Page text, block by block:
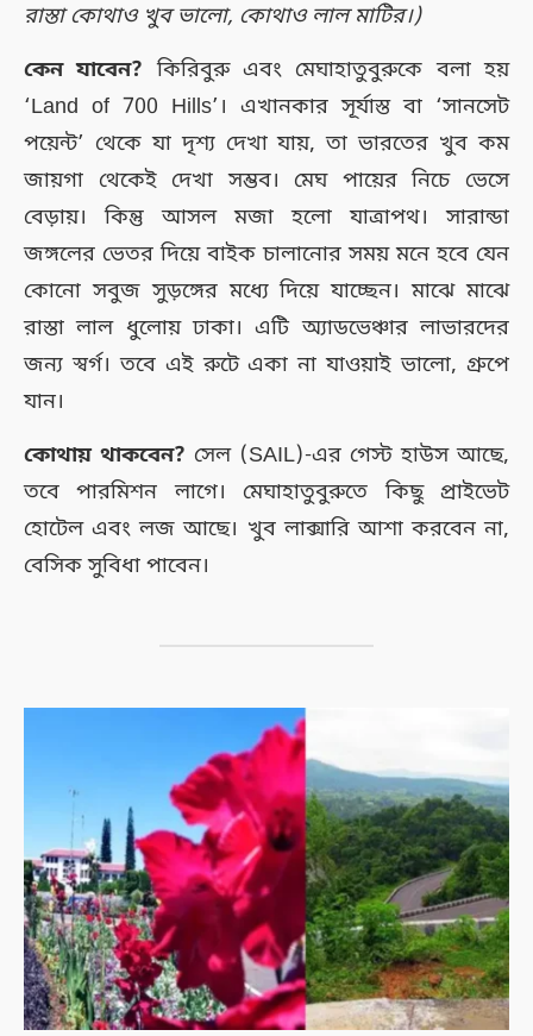
রাস্তা কোথাও খুব ভালো, কোথাও লাল মাটির।)
কেন যাবেন? কিরিবুরু এবং মেঘাহাতুবুরুকে বলা হয়
‘Land of 700 Hills’। এখানকার সূর্যাস্ত বা ‘সানসেট
পয়েন্ট’ থেকে যা দৃশ্য দেখা যায়, তা ভারতের খুব কম
জায়গা থেকেই দেখা সম্ভব। মেঘ পায়ের নিচে ভেসে
বেড়ায়। কিন্তু আসল মজা হলো যাত্রাপথ। সারান্ডা
জঙ্গলের ভেতর দিয়ে বাইক চালানোর সময় মনে হবে যেন
কোনো সবুজ সুড়ঙ্গের মধ্যে দিয়ে যাচ্ছেন। মাঝে মাঝে
রাস্তা লাল ধুলোয় ঢাকা। এটি অ্যাডভেঞ্চার লাভারদের
জন্য স্বর্গ। তবে এই রুটে একা না যাওয়াই ভালো, গ্রুপে
যান।
কোথায় থাকবেন? সেল (SAIL)-এর গেস্ট হাউস আছে,
তবে পারমিশন লাগে। মেঘাহাতুবুরুতে কিছু প্রাইভেট
হোটেল এবং লজ আছে। খুব লাক্সারি আশা করবেন না,
বেসিক সুবিধা পাবেন।